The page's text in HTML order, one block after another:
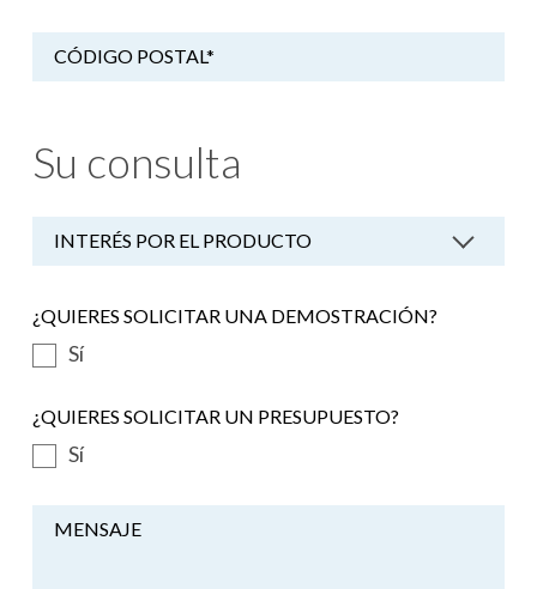
CÓDIGO POSTAL*
Su consulta
INTERÉS POR EL PRODUCTO
¿QUIERES SOLICITAR UNA DEMOSTRACIÓN?
Sí
¿QUIERES SOLICITAR UN PRESUPUESTO?
Sí
MENSAJE